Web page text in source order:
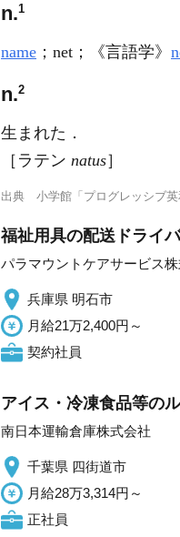
n.1
name ；net； 《言語学》
n.2
生まれた ．
［ラテン natus］
出典 小学館「プログレッシブ英
福祉用具の配送ドライ
パラマウントケアサービス
兵庫県 明石市
月給21万2,400円～
契約社員
アイス・冷凍食品等の
南日本運輸倉庫株式会社
千葉県 四街道市
月給28万3,314円～
正社員